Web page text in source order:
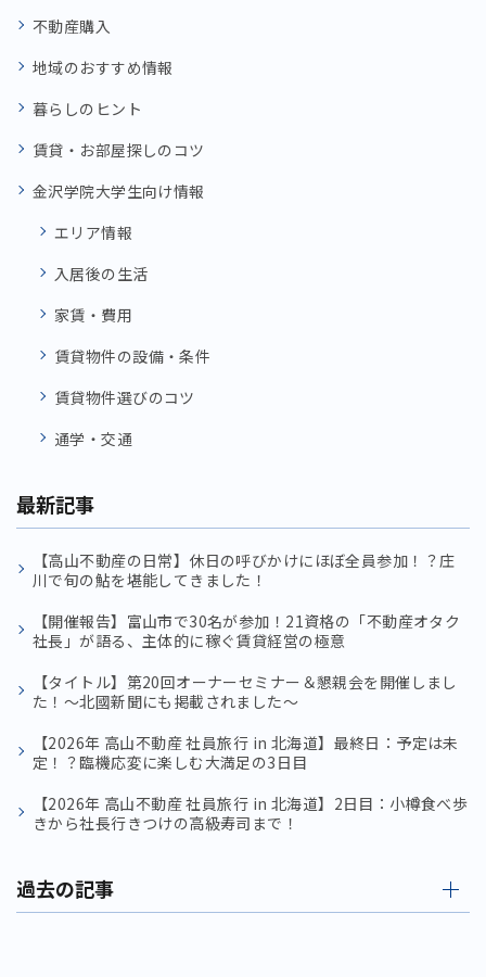
不動産購入
地域のおすすめ情報
暮らしのヒント
賃貸・お部屋探しのコツ
金沢学院大学生向け情報
エリア情報
入居後の生活
家賃・費用
賃貸物件の設備・条件
賃貸物件選びのコツ
通学・交通
最新記事
【高山不動産の日常】休日の呼びかけにほぼ全員参加！？庄
川で旬の鮎を堪能してきました！
【開催報告】富山市で30名が参加！21資格の「不動産オタク
社長」が語る、主体的に稼ぐ賃貸経営の極意
【タイトル】第20回オーナーセミナー＆懇親会を開催しまし
た！〜北國新聞にも掲載されました〜
【2026年 高山不動産 社員旅行 in 北海道】最終日：予定は未
定！？臨機応変に楽しむ大満足の3日目
【2026年 高山不動産 社員旅行 in 北海道】2日目：小樽食べ歩
きから社長行きつけの高級寿司まで！
過去の記事